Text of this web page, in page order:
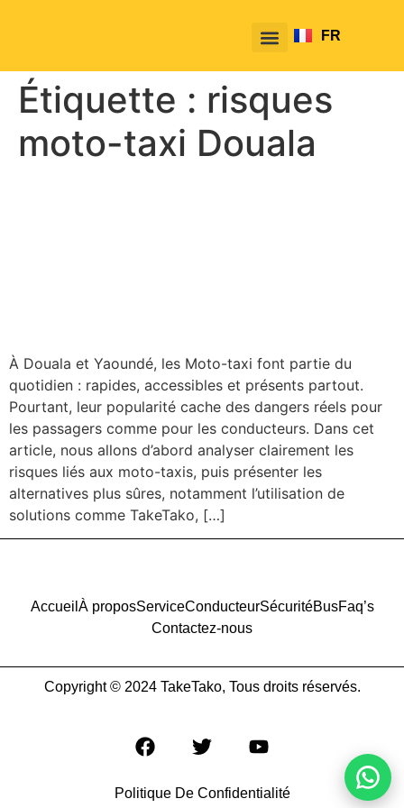
FR
EN
Étiquette : risques
moto-taxi Douala
À Douala et Yaoundé, les Moto-taxi font partie du
quotidien : rapides, accessibles et présents partout.
Pourtant, leur popularité cache des dangers réels pour
les passagers comme pour les conducteurs. Dans cet
article, nous allons d’abord analyser clairement les
risques liés aux moto-taxis, puis présenter les
alternatives plus sûres, notamment l’utilisation de
solutions comme TakeTako, […]
Accueil À proposServiceConducteurSécuritéBusFaq’s
Contactez-nous
Copyright © 2024 TakeTako, Tous droits réservés.
Politique De Confidentialité